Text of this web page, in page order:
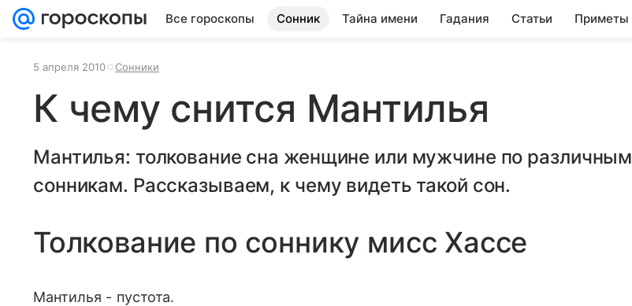
Все гороскопы Сонник Тайна имени Гадания Статьи Приметы
5 апреля 2010 Сонники
К чему снится Мантилья
Мантилья: толкование сна женщине или мужчине по различным
сонникам. Рассказываем, к чему видеть такой сон.
Толкование по соннику мисс Хассе
Мантилья - пустота.